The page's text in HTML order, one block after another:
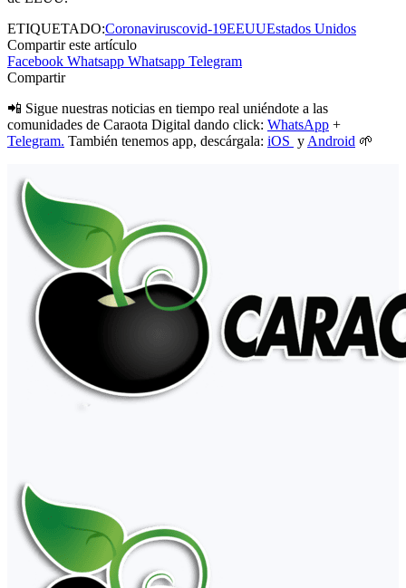
ETIQUETADO:Coronaviruscovid-19EEUUEstados Unidos
Compartir este artículo
Facebook Whatsapp Whatsapp Telegram
Compartir
📲 Sigue nuestras noticias en tiempo real uniéndote a las
comunidades de Caraota Digital dando click: WhatsApp +
Telegram. También tenemos app, descárgala: iOS y Android 🌱